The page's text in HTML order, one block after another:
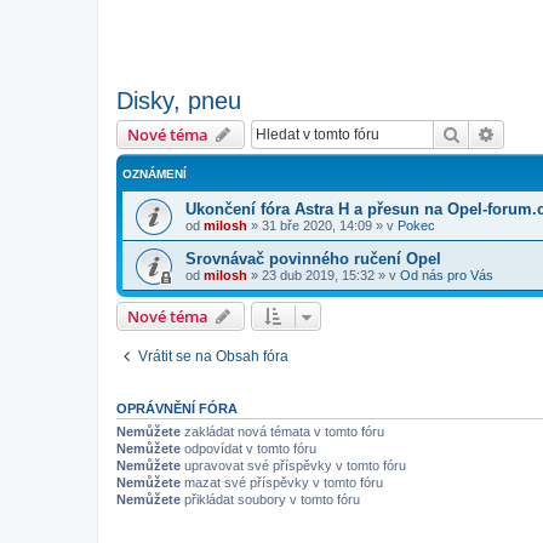
Disky, pneu
Nové téma Hledat
OZNÁMENÍ
Ukončení fóra Astra H a přesun na Opel-
od milosh » 31 bře 2020, 14:09 » v Pokec
Srovnávač povinného ručení Opel
od milosh » 23 dub 2019, 15:32 » v Od nás pro Vás
Nové téma
Vrátit se na Obsah fóra
OPRÁVNĚNÍ FÓRA
Nemůžete zakládat nová témata v tomto fóru
Nemůžete odpovídat v tomto fóru
Nemůžete upravovat své příspěvky v tomto fóru
Nemůžete mazat své příspěvky v tomto fóru
Nemůžete přikládat soubory v tomto fóru